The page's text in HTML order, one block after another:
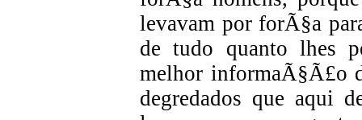
levavam por forÃ§a
de tudo quanto lhes
melhor informaÃ§Ã£o
degredados que aqui